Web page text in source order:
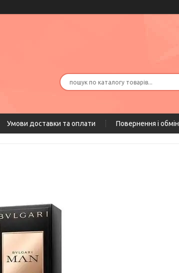
Умови доставки та оплати Повернення і обмін